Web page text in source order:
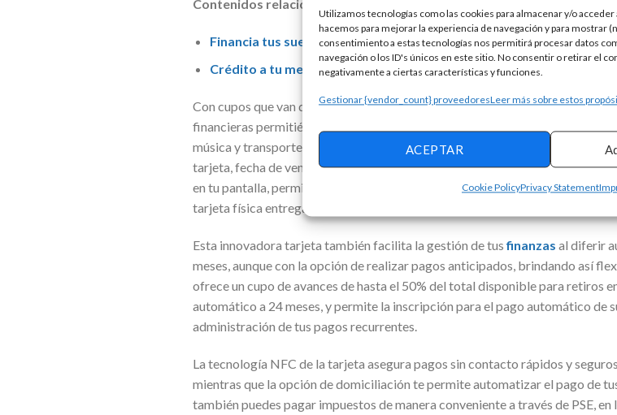
Utilizamos tecnologías como las cookies para almacenar y/o
hacemos para mejorar la experiencia de navegación y para mostrar
consentimiento a estas tecnologías nos permitirá procesar datos
navegación o los ID's únicos en este sitio. No consentir o retirar el
negativamente a ciertas características y funciones.
Gestionar {vendor_count} proveedoresLeer más sobre estos
ACEPTAR
Cookie PolicyPrivacy Statement
Contenidos relacionados
Financia tus sueños hoy con un préstamo personal hecho a tu
Crédito a tu medida: encuentra la tarjeta perfecta para ti
Con cupos que van desde los $300.000 hasta los $10.000.000 y sin cuota de
financieras permitiéndote realizar pagos en línea, inscribir pagos frecuentes
música y transporte, además de ofrecerte laflexibilidad
de usarla en
tarjeta, fecha de vencimiento y código de seguridad. Al ser aprobada, la
en tu pantalla, permitiendo su uso en compras por Internet de inmediato,
tarjeta física entregada mediante un servicio certificado.
Esta innovadora tarjeta también facilita la gestión de tusfinanzas al diferir
meses, aunque con la opción de realizar pagos anticipados, brindando así
ofrece un cupo de avances de hasta el 50% del total disponible para retiros
automático a 24 meses, y permite la inscripción para el pago automático de
administración de tus pagos recurrentes.
La tecnología NFC de la tarjeta asegura pagos sin contacto rápidos y
mientras que la opción de domiciliación te permite automatizar el pago de
también puedes pagar impuestos de manera conveniente a través de PSE,